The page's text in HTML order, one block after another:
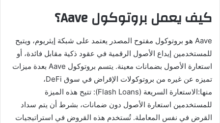
كيف يعمل بروتوكول Aave؟
Aave هو بروتوكول مفتوح المصدر يعتمد على شبكة إيثريوم، ويتيح
للمستخدمين إيداع الأصول الرقمية في عقود ذكية مقابل فائدة، أو
استعارة الأصول بضمانات معينة. يتسم بروتوكول Aave بعدة ميزات
تميزه عن غيره من بروتوكولات الإقراض في سوق DeFi،
منها:الاستعارة السريعة (Flash Loans): تتيح هذه الميزة
للمستخدمين استعارة الأصول دون ضمانات، بشرط أن يتم سداد
القرض في نفس المعاملة. تُستخدم هذه القروض في استراتيجيات